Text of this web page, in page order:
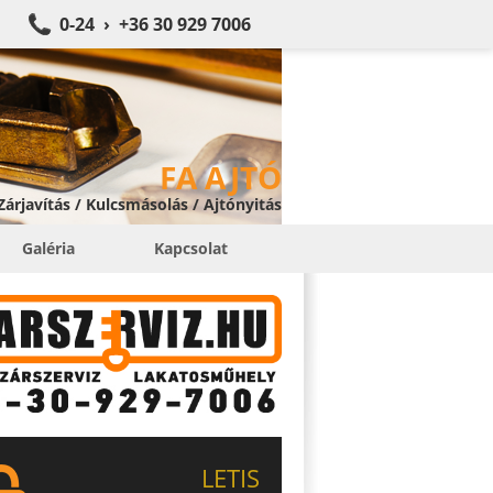
0-24 › +36 30 929 7006
FA AJTÓ
/ Kulcsmásolás / Ajtónyitás
Galéria Kapcsolat
LETIS